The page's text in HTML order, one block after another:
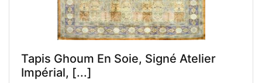
Tapis Ghoum En Soie, Signé Atelier
Impérial, [...]